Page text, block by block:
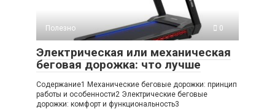
Полезно 0
Электрическая или механическая
беговая дорожка: что лучше
Содержание1 Механические беговые дорожки: принцип
работы и особенности2 Электрические беговые
дорожки: комфорт и функциональность3